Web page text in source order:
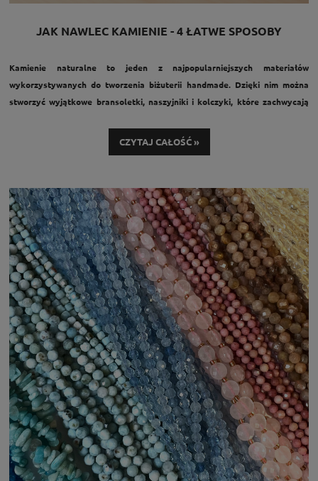
JAK NAWLEC KAMIENIE - 4 ŁATWE SPOSOBY
Kamienie naturalne to jeden z najpopularniejszych materiałów
wykorzystywanych do tworzenia biżuterii handmade. Dzięki nim można
stworzyć wyjątkowe bransoletki, naszyjniki i kolczyki, które zachwycają
rękodziełem, prawdopodobnie zastanawiasz się, jak nawlekać kamienie
naturalne, aby biżuteria była trwała i estetyczna.
CZYTAJ CAŁOŚĆ »